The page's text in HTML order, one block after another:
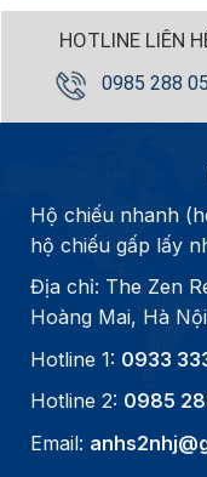
HOTLINE LIÊN
0985 288
Hộ chiếu nhanh
hộ chiếu gấp lấy
Địa chỉ: The Zen
Hoàng Mai, Hà
Hotline 1: 0933
Hotline 2: 0985
Email: